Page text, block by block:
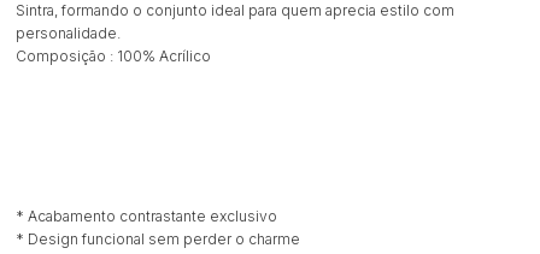
Sintra, formando o conjunto ideal para quem aprecia estilo com
personalidade.
Composição : 100% Acrílico
* Acabamento contrastante exclusivo
* Design funcional sem perder o charme